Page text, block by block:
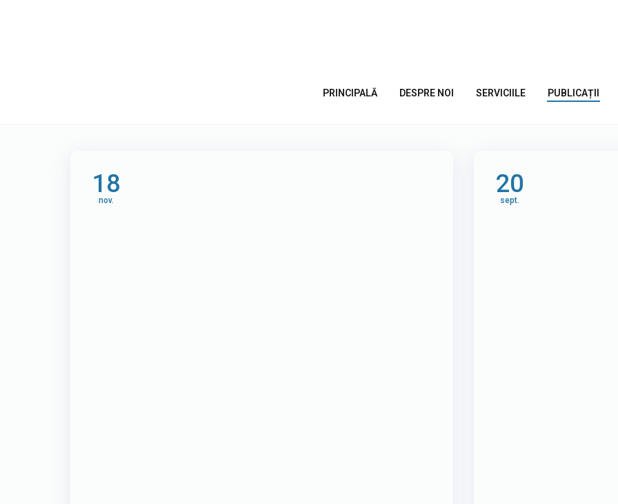
PRINCIPALĂ DESPRE NOI SERVICIILE PUBLICAȚII
dezvoltarea site-ului
18
nov.
20
sept.